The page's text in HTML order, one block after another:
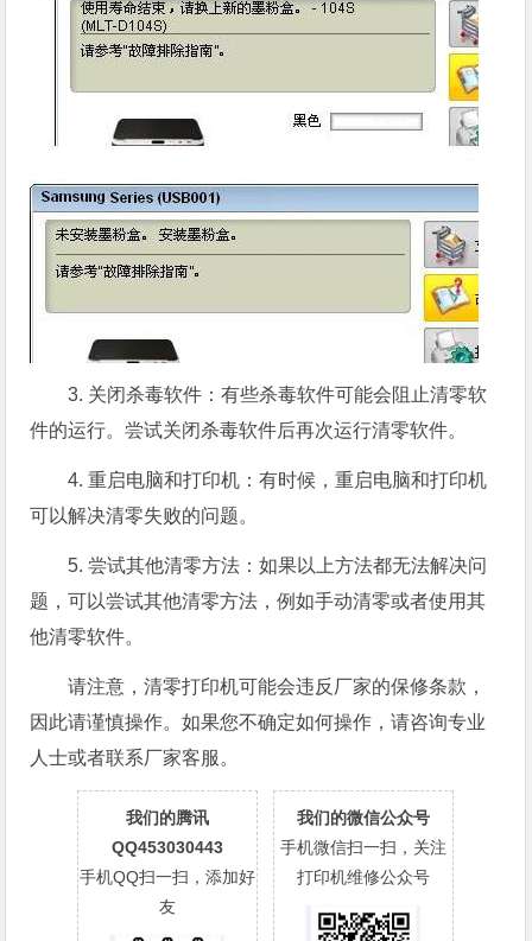
3. 关闭杀毒软件：有些杀毒软件可能会阻止清零软
件的运行。尝试关闭杀毒软件后再次运行清零软件。
4. 重启电脑和打印机：有时候，重启电脑和打印机
可以解决清零失败的问题。
5. 尝试其他清零方法：如果以上方法都无法解决问
题，可以尝试其他清零方法，例如手动清零或者使用其
他清零软件。
请注意，清零打印机可能会违反厂家的保修条款，
因此请谨慎操作。如果您不确定如何操作，请咨询专业
人士或者联系厂家客服。
我们的腾讯
QQ453030443
手机QQ扫一扫，添加好
友
我们的微信公众号
手机微信扫一扫，关注
打印机维修公众号